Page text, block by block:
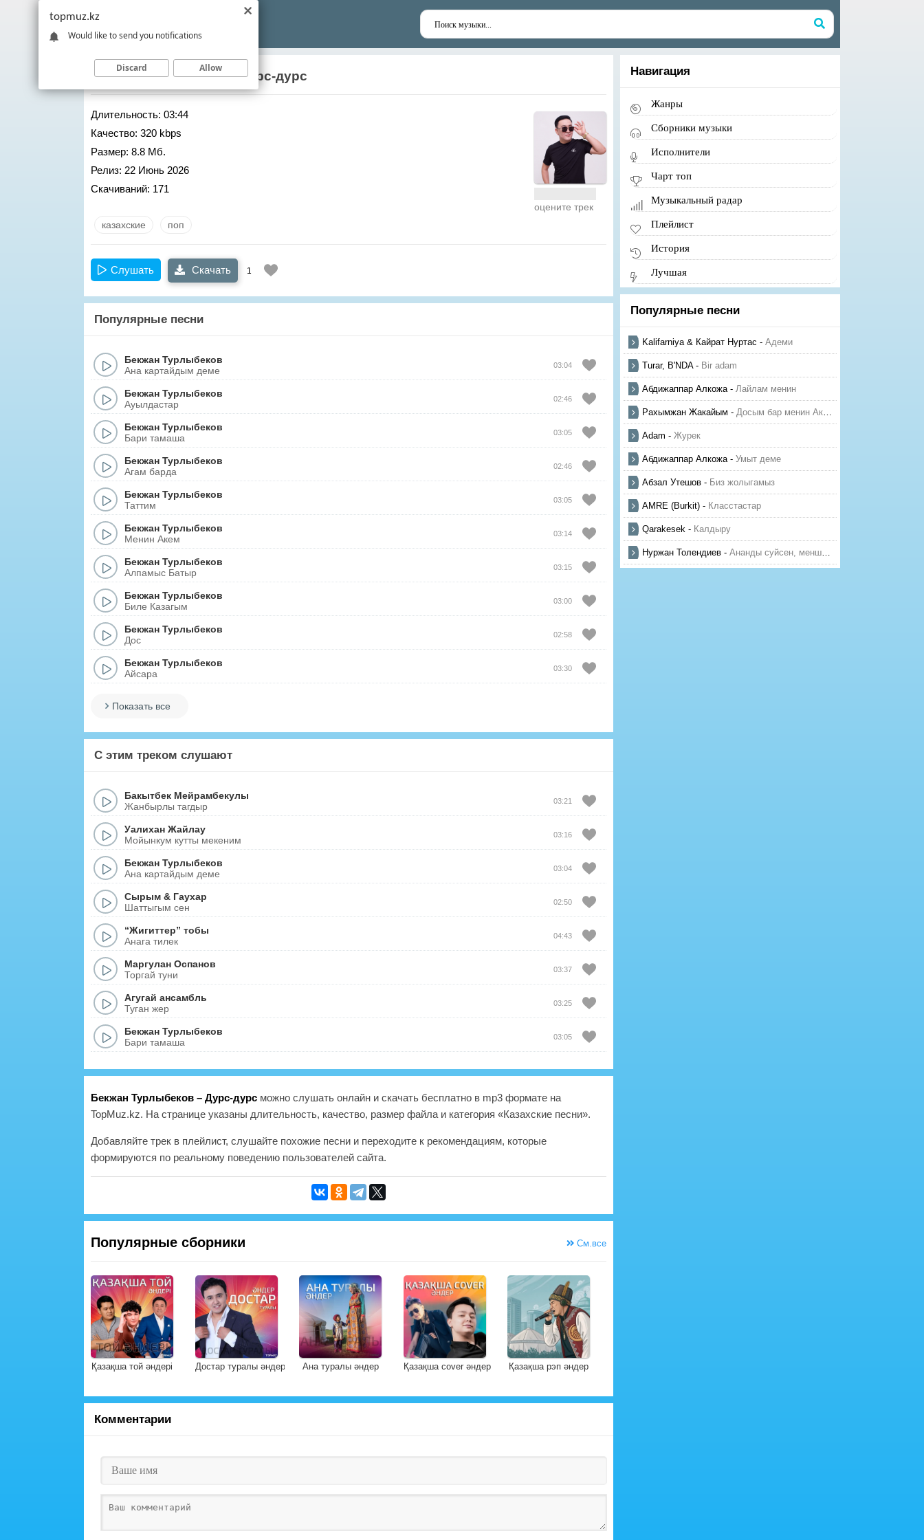
Бекжан Турлыбеков– Дурс-дурс
Длительность: 03:44
Качество: 320 kbps
Размер: 8.8 Мб.
Релиз: 22 Июнь 2026
Скачиваний: 171
оцените трек
казахские поп
Слушать Скачать 1
Популярные песни
Бекжан Турлыбеков
Ана картайдым деме
03:04
Бекжан Турлыбеков
Ауылдастар
02:46
Бекжан Турлыбеков
Бари тамаша
03:05
Бекжан Турлыбеков
Агам барда
02:46
Бекжан Турлыбеков
Таттим
03:05
Бекжан Турлыбеков
Менин Акем
03:14
Бекжан Турлыбеков
Алпамыс Батыр
03:15
Бекжан Турлыбеков
Биле Казагым
03:00
Бекжан Турлыбеков
Дос
02:58
Бекжан Турлыбеков
Айсара
03:30
Показать все
С этим треком слушают
Бакытбек Мейрамбекулы
Жанбырлы тагдыр
03:21
Уалихан Жайлау
Мойынкум кутты мекеним
03:16
Бекжан Турлыбеков
Ана картайдым деме
03:04
Сырым & Гаухар
Шаттыгым сен
02:50
“Жигиттер” тобы
Анага тилек
04:43
Маргулан Оспанов
Торгай туни
03:37
Агугай ансамбль
Туган жер
03:25
Бекжан Турлыбеков
Бари тамаша
03:05
Бекжан Турлыбеков – Дурс-дурс можно слушать онлайн и скачать бесплатно в mp3 формате на
TopMuz.kz. На странице указаны длительность, качество, размер файла и категория «Казахские песни».
Добавляйте трек в плейлист, слушайте похожие песни и переходите к рекомендациям, которые
формируются по реальному поведению пользователей сайта.
Популярные сборники См.все
Қазақша той әндері Достар туралы әндер Ана туралы әндер Қазақша cover әндер Қазақша рэп әндер
Комментарии
Навигация
Жанры
Сборники музыки
Исполнители
Чарт топ
Музыкальный радар
Плейлист
История
Лучшая
Популярные песни
Kalifarniya & Кайрат Нуртас - Адеми
Turar, B'NDA- Bir adam
Абдижаппар Алкожа- Лайлам менин
Рахымжан Жакайым - Досым бар менин Актауда
Adam - Журек
Абдижаппар Алкожа- Умыт деме
Абзал Утешов - Биз жолыгамыз
AMRE (Burkit) - Класстастар
Qarakesek - Калдыру
Нуржан Толендиев - Ананды суйсен, менше суй
topmuz.kz
Would like to send you notifications
Discard Allow